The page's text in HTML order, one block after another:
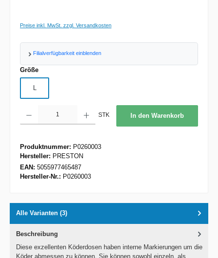
Preise inkl. MwSt. zzgl. Versandkosten
Filialverfügbarkeit einblenden
Größeauswählen
L
STK In den Warenkorb
Produktnummer: P0260003
Hersteller: PRESTON
EAN: 5055977465487
Hersteller-Nr.: P0260003
Alle Varianten (3)
Beschreibung
Diese exzellenten Köderdosen haben interne Markierungen um die
Köder abmessen zu können. Sie können sowohl einzeln, als